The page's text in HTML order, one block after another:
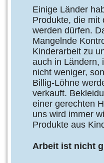
Einige Länder
Produkte, die mit
werden dürfen.
Mangelnde
Kinderarbeit zu
auch in Ländern,
nicht weniger,
Billig-Löhne
verkauft.
einer gerechten
uns wird immer
Produkte aus
Arbeit ist nicht